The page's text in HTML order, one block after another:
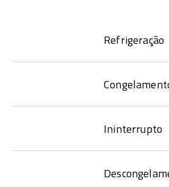
Refrigeração
Ininterrupto